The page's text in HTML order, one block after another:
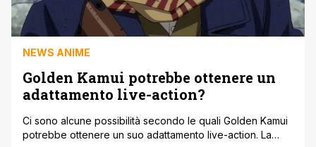
NEWS ANIME
Golden Kamui potrebbe ottenere un
adattamento live-action?
Ci sono alcune possibilità secondo le quali Golden Kamui
potrebbe ottenere un suo adattamento live-action. La